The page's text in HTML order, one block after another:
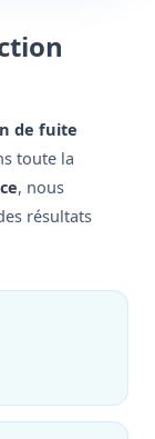
de fuite
toute la
, nous
résultats